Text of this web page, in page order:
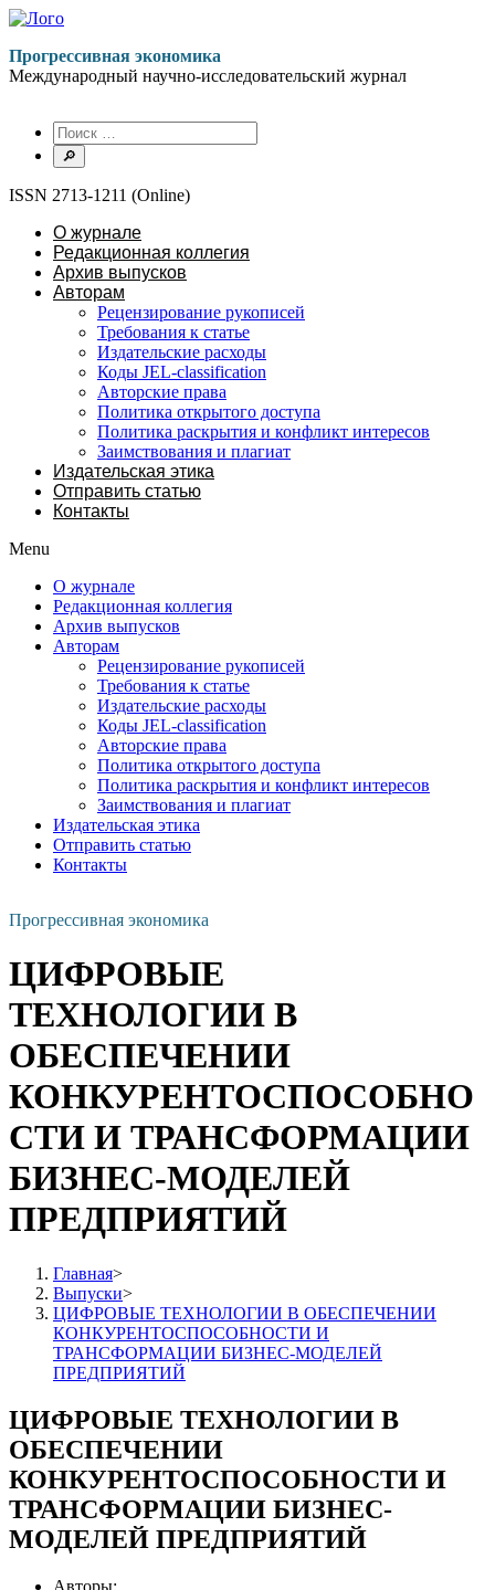
Перейти
содержимому
Прогрессивная экономика
Международный научно-исследовательский журнал
ISSN 2713-1211 (Online)
О журнале
Редакционная коллегия
Архив выпусков
Авторам
Рецензирование рукописей
Требования к статье
Издательские расходы
Коды JEL-classification
Авторские права
Политика открытого доступа
Политика раскрытия и конфликт интересов
Заимствования и плагиат
Издательская этика
Отправить статью
Контакты
Menu
О журнале
Редакционная коллегия
Архив выпусков
Авторам
Рецензирование рукописей
Требования к статье
Издательские расходы
Коды JEL-classification
Авторские права
Политика открытого доступа
Политика раскрытия и конфликт интересов
Заимствования и плагиат
Издательская этика
Отправить статью
Контакты
Прогрессивная экономика
ЦИФРОВЫЕ
ТЕХНОЛОГИИ В
ОБЕСПЕЧЕНИИ
КОНКУРЕНТОСПОСОБНО
СТИ И ТРАНСФОРМАЦИИ
БИЗНЕС-МОДЕЛЕЙ
ПРЕДПРИЯТИЙ
Главная>
Выпуски>
ЦИФРОВЫЕ ТЕХНОЛОГИИ В ОБЕСПЕЧЕНИИ
КОНКУРЕНТОСПОСОБНОСТИ И
ТРАНСФОРМАЦИИ БИЗНЕС-МОДЕЛЕЙ
ПРЕДПРИЯТИЙ
ЦИФРОВЫЕ ТЕХНОЛОГИИ В
ОБЕСПЕЧЕНИИ
КОНКУРЕНТОСПОСОБНОСТИ И
ТРАНСФОРМАЦИИ БИЗНЕС-
МОДЕЛЕЙ ПРЕДПРИЯТИЙ
Авторы: